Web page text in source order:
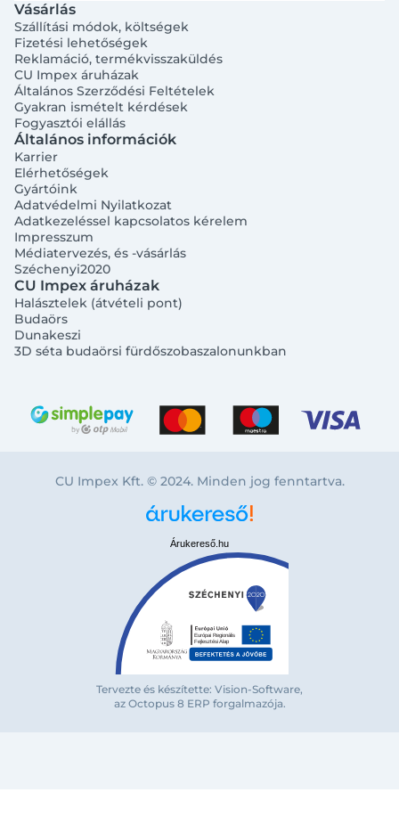
Bejelentkezés e-mail-címmel
Vásárlás
Szállítási módok, költségek
Fizetési lehetőségek
Reklamáció, termékvisszaküldés
CU Impex áruházak
Általános Szerződési Feltételek
Gyakran ismételt kérdések
Fogyasztói elállás
Általános információk
Karrier
Elérhetőségek
Gyártóink
Adatvédelmi Nyilatkozat
Adatkezeléssel kapcsolatos kérelem
Impresszum
Médiatervezés, és -vásárlás
Széchenyi2020
CU Impex áruházak
Halásztelek (átvételi pont)
Budaörs
Dunakeszi
3D séta budaörsi fürdőszobaszalonunkban
CU Impex Kft. © 2024. Minden jog fenntartva.
Árukereső.hu
Tervezte és készítette: Vision-Software,
az Octopus 8 ERP forgalmazója.